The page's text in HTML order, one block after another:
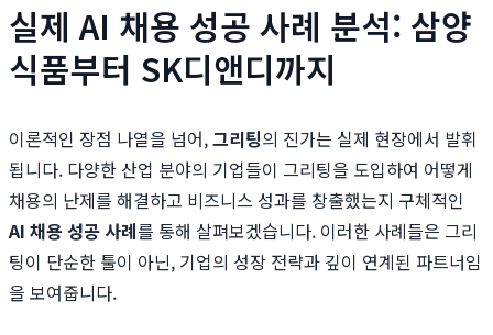
실제 AI 채용 성공 사례 분석: 삼양
식품부터 SK디앤디까지
이론적인 장점 나열을 넘어,그리팅의 진가는 실제 현장에서 발휘
됩니다. 다양한 산업 분야의 기업들이 그리팅을 도입하여 어떻게
채용의 난제를 해결하고 비즈니스 성과를 창출했는지 구체적인
AI 채용 성공 사례를 통해 살펴보겠습니다. 이러한 사례들은 그리
팅이 단순한 툴이 아닌, 기업의 성장 전략과 깊이 연계된 파트너임
을 보여줍니다.